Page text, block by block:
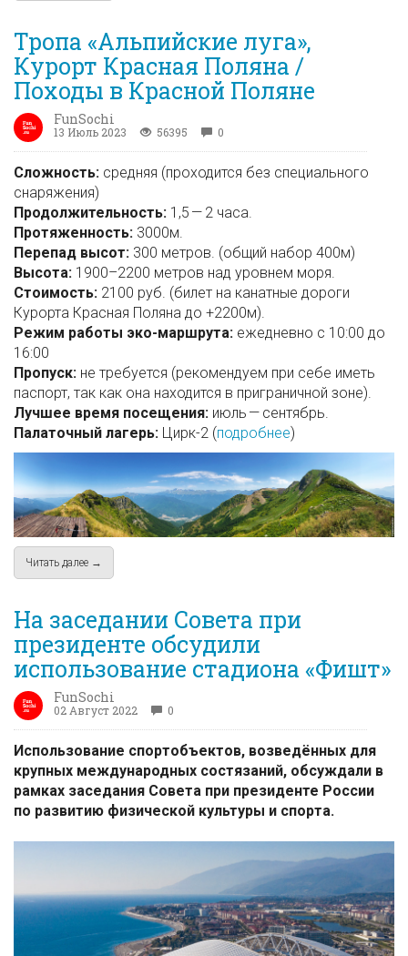
Тропа «Альпийские луга»,
Курорт Красная Поляна /
Походы в Красной Поляне
FunSochi
13 Июль 2023 56395 0
Сложность: средняя (проходится без специального
снаряжения)
Продолжительность: 1,5 — 2 часа.
Протяженность: 3000м.
Перепад высот: 300 метров. (общий набор 400м)
Высота: 1900–2200 метров над уровнем моря.
Стоимость: 2100 руб. (билет на канатные дороги
Курорта Красная Поляна до +2200м).
Режим работы эко-маршрута: ежедневно с 10:00 до
16:00
Пропуск: не требуется (рекомендуем при себе иметь
паспорт, так как она находится в приграничной зоне).
Лучшее время посещения: июль — сентябрь.
Палаточный лагерь: Цирк-2 (подробнее)
Читать далее →
На заседании Совета при
президенте обсудили
использование стадиона «Фишт»
FunSochi
02 Август 2022 0
Использование спортобъектов, возведённых для
крупных международных состязаний, обсуждали в
рамках заседания Совета при президенте России
по развитию физической культуры и спорта.